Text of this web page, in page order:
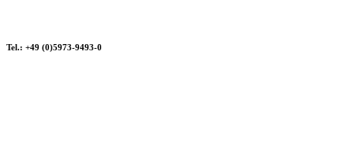
Tel.: +49 (0)5973-9493-0